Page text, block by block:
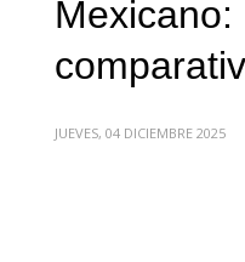
Mexicano:
JUEVES, 04 DICIEMBRE 2025